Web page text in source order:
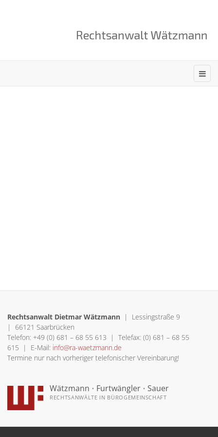
Rechtsanwalt Dietmar Wätzmann | Lessingstraße 9
| 66121 Saarbrücken
Telefon: +49 (0) 681 – 68 55 613 | Telefax: (0) 681 – 68 55
615 | E-Mail: info@ra-waetzmann.de
Termine nur nach vorheriger telefonischer Vereinbarung!
Wätzmann • Furtwängler • Sauer
RECHTSANWÄLTE IN BÜROGEMEINSCHAFT